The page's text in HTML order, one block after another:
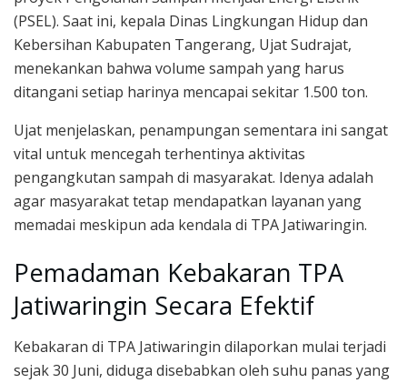
(PSEL). Saat ini, kepala Dinas Lingkungan Hidup dan
Kebersihan Kabupaten Tangerang, Ujat Sudrajat,
menekankan bahwa volume sampah yang harus
ditangani setiap harinya mencapai sekitar 1.500 ton.
Ujat menjelaskan, penampungan sementara ini sangat
vital untuk mencegah terhentinya aktivitas
pengangkutan sampah di masyarakat. Idenya adalah
agar masyarakat tetap mendapatkan layanan yang
memadai meskipun ada kendala di TPA Jatiwaringin.
Pemadaman Kebakaran TPA
Jatiwaringin Secara Efektif
Kebakaran di TPA Jatiwaringin dilaporkan mulai terjadi
sejak 30 Juni, diduga disebabkan oleh suhu panas yang